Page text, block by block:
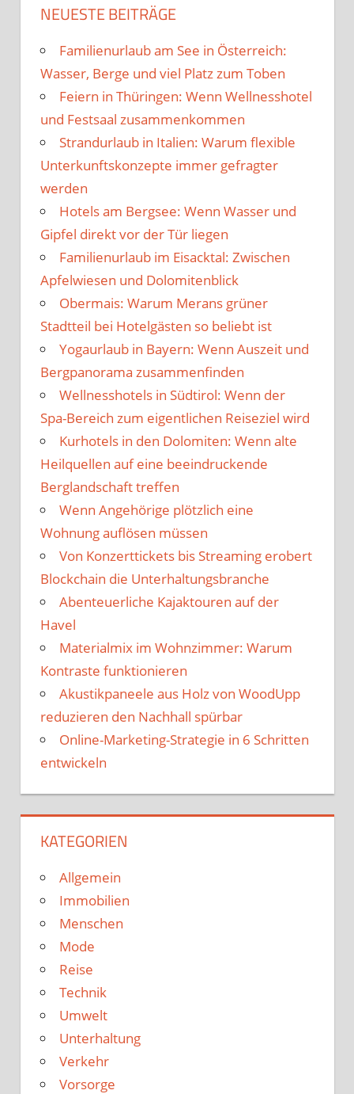
NEUESTE BEITRÄGE
Familienurlaub am See in Österreich:
Wasser, Berge und viel Platz zum Toben
Feiern in Thüringen: Wenn Wellnesshotel
und Festsaal zusammenkommen
Strandurlaub in Italien: Warum flexible
Unterkunftskonzepte immer gefragter
werden
Hotels am Bergsee: Wenn Wasser und
Gipfel direkt vor der Tür liegen
Familienurlaub im Eisacktal: Zwischen
Apfelwiesen und Dolomitenblick
Obermais: Warum Merans grüner
Stadtteil bei Hotelgästen so beliebt ist
Yogaurlaub in Bayern: Wenn Auszeit und
Bergpanorama zusammenfinden
Wellnesshotels in Südtirol: Wenn der
Spa-Bereich zum eigentlichen Reiseziel wird
Kurhotels in den Dolomiten: Wenn alte
Heilquellen auf eine beeindruckende
Berglandschaft treffen
Wenn Angehörige plötzlich eine
Wohnung auflösen müssen
Von Konzerttickets bis Streaming erobert
Blockchain die Unterhaltungsbranche
Abenteuerliche Kajaktouren auf der
Havel
Materialmix im Wohnzimmer: Warum
Kontraste funktionieren
Akustikpaneele aus Holz von WoodUpp
reduzieren den Nachhall spürbar
Online-Marketing-Strategie in 6 Schritten
entwickeln
KATEGORIEN
Allgemein
Immobilien
Menschen
Mode
Reise
Technik
Umwelt
Unterhaltung
Verkehr
Vorsorge